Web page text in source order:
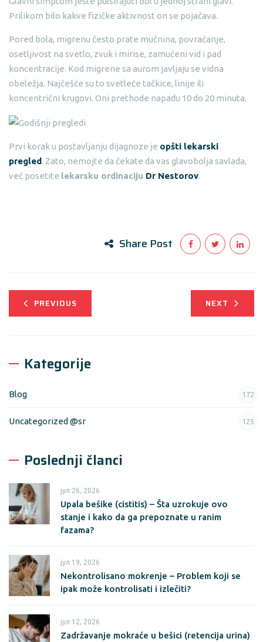
Prilikom bilo kakve fizičke aktivnost on se pojačava.
Pored bola, migrenu često prate mučnina, povraćanje,
osetljivost na svetlo, zvuk i mirise, zamućeni vid i pad
koncentracije. Kod migrene sa aurom javljaju se vidna
obeležja. Najčešće su to svetleće tačkice, linije ili
koncentrični krugovi. Oni prethode napadu 10 do 20 minuta.
Prvi korak u postavljanju dijagnoze je opšti lekarski
pregled. Zato, nemojte da čekate da vas glavobolja savlada,
već posetite lekarsku ordinaciju Dr Nestorov.
Share Post
PREVIOUS NEXT
Kategorije
Blog 172
Uncategorized @sr 125
Poslednji članci
јул 26, 2026
Upala bešike (cistitis) – Šta uzrokuje ovo
stanje i kako da ga prepoznate u ranim
fazama?
јул 19, 2026
Nekontrolisano mokrenje – Problem koji se
ipak može kontrolisati i izlečiti?
јул 12, 2026
Zadržavanje mokraće u bešici (retencija urina)